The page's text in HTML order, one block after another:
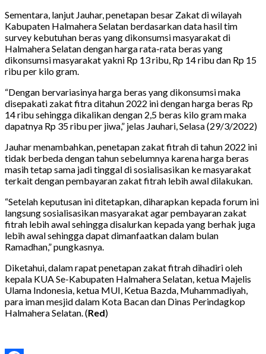
Sementara, lanjut Jauhar, penetapan besar Zakat di wilayah
Kabupaten Halmahera Selatan berdasarkan data hasil tim
survey kebutuhan beras yang dikonsumsi masyarakat di
Halmahera Selatan dengan harga rata-rata beras yang
dikonsumsi masyarakat yakni Rp 13 ribu, Rp 14 ribu dan Rp 15
ribu per kilo gram.
“Dengan bervariasinya harga beras yang dikonsumsi maka
disepakati zakat fitra ditahun 2022 ini dengan harga beras Rp
14 ribu sehingga dikalikan dengan 2,5 beras kilo gram maka
dapatnya Rp 35 ribu per jiwa,” jelas Jauhari, Selasa (29/3/2022)
Jauhar menambahkan, penetapan zakat fitrah di tahun 2022 ini
tidak berbeda dengan tahun sebelumnya karena harga beras
masih tetap sama jadi tinggal di sosialisasikan ke masyarakat
terkait dengan pembayaran zakat fitrah lebih awal dilakukan.
“Setelah keputusan ini ditetapkan, diharapkan kepada forum ini
langsung sosialisasikan masyarakat agar pembayaran zakat
fitrah lebih awal sehingga disalurkan kepada yang berhak juga
lebih awal sehingga dapat dimanfaatkan dalam bulan
Ramadhan,” pungkasnya.
Diketahui, dalam rapat penetapan zakat fitrah dihadiri oleh
kepala KUA Se-Kabupaten Halmahera Selatan, ketua Majelis
Ulama Indonesia, ketua MUI, Ketua Bazda, Muhammadiyah,
para iman mesjid dalam Kota Bacan dan Dinas Perindagkop
Halmahera Selatan. (Red)